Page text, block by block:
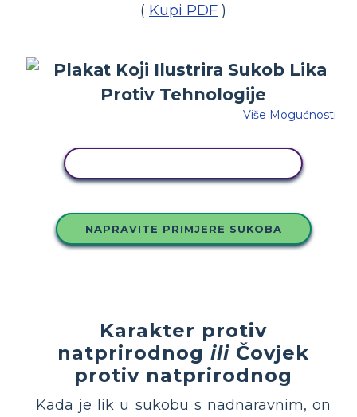
( Kupi PDF )
Više Mogućnosti
NAPRAVITE PRIMJERE SUKOBA
Karakter protiv
natprirodnog ili Čovjek
protiv natprirodnog
Kada je lik u sukobu s nadnaravnim, on